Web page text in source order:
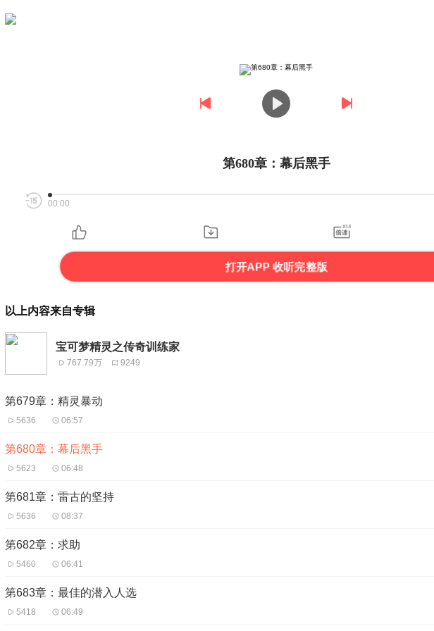
第680章：幕后黑手
00:00
打开APP 收听完整版
以上内容来自专辑
宝可梦精灵之传奇训练家
767.79万 9249
第679章：精灵暴动
5636 06:57
第680章：幕后黑手
5623 06:48
第681章：雷古的坚持
5636 08:37
第682章：求助
5460 06:41
第683章：最佳的潜入人选
5418 06:49